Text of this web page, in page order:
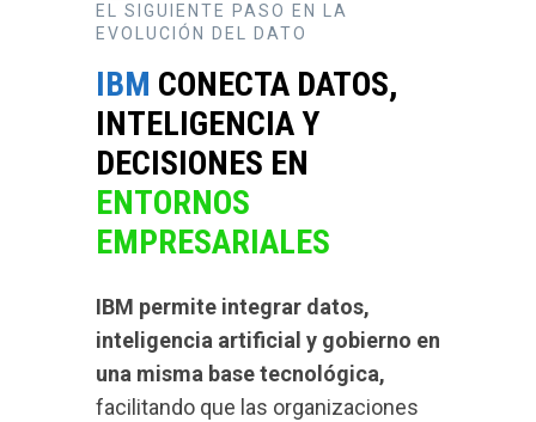
EL SIGUIENTE PASO EN LA
EVOLUCIÓN DEL DATO
IBM CONECTA DATOS,
INTELIGENCIA Y
DECISIONES EN
ENTORNOS
EMPRESARIALES
IBM permite integrar datos,
inteligencia artificial y gobierno en
una misma base tecnológica,
facilitando que las organizaciones